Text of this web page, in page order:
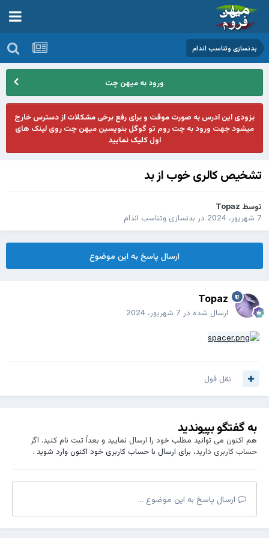
بدنسازی وتناسب اندام
ورود به میهن چت
بزودی این ادرس به صورت موقت و برای رفع برخی مشکلات از دسترس خارج
میشود جهت ورود به چت روم تو گوگل بنویسین میهن چت روی لینک های
اول کلیک نمایید
تشخیص کالری خوب از بد
توسط Topaz
7 شهریور، 2024
در بدنسازی وتناسب اندام
ارسال پاسخ به این موضوع
Topaz
ارسال شده در 7 شهریور، 2024
نقل قول
به گفتگو بپیوندید
هم اکنون می توانید مطلب خود را ارسال نمایید و بعداً ثبت نام کنید. اگر
حساب کاربری دارید، برای ارسال با حساب کاربری خود اکنون وارد شوید.
ارسال پاسخ به این موضوع ...